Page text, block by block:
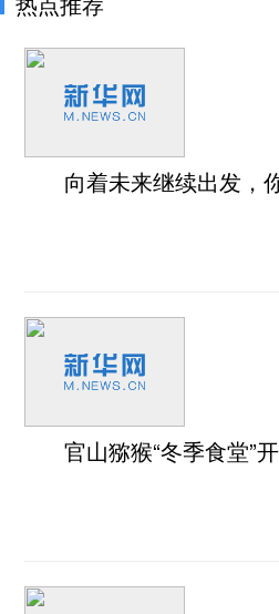
向着未来继续出发，
官山猕猴“冬季食堂”